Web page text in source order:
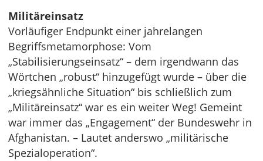
Militäreinsatz
Vorläufiger Endpunkt einer jahrelangen
Begriffsmetamorphose: Vom
„Stabilisierungseinsatz“ – dem irgendwann das
Wörtchen „robust“ hinzugefügt wurde – über die
„kriegsähnliche Situation“ bis schließlich zum
„Militäreinsatz“ war es ein weiter Weg! Gemeint
war immer das „Engagement“ der Bundeswehr in
Afghanistan. – Lautet anderswo „militärische
Spezialoperation“.